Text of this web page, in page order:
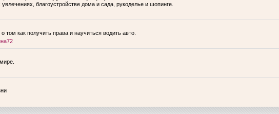
благоустройстве дома и сада, рукоделье и шопинге.
том как получить права и научиться водить авто.